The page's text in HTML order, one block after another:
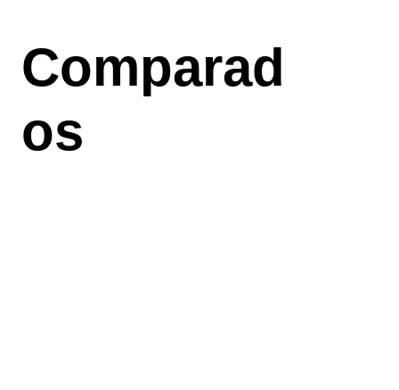
contenu
principal
Comparad
os